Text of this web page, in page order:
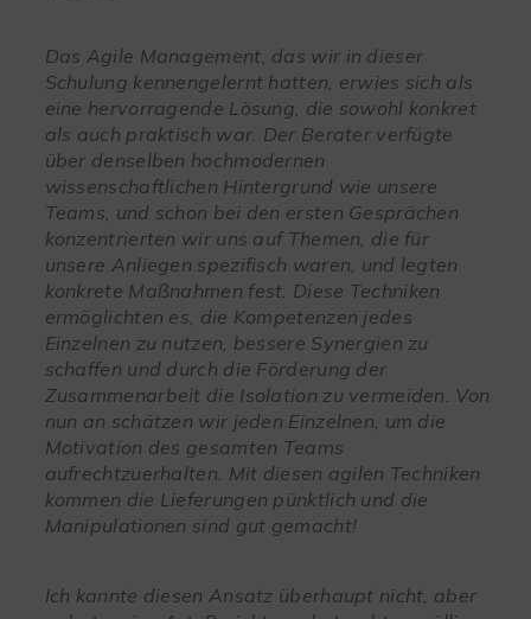
Das Agile Management, das wir in dieser
Schulung kennengelernt hatten, erwies sich als
eine hervorragende Lösung, die sowohl konkret
als auch praktisch war. Der Berater verfügte
über denselben hochmodernen
wissenschaftlichen Hintergrund wie unsere
Teams, und schon bei den ersten Gesprächen
konzentrierten wir uns auf Themen, die für
unsere Anliegen spezifisch waren, und legten
konkrete Maßnahmen fest. Diese Techniken
ermöglichten es, die Kompetenzen jedes
Einzelnen zu nutzen, bessere Synergien zu
schaffen und durch die Förderung der
Zusammenarbeit die Isolation zu vermeiden. Von
nun an schätzen wir jeden Einzelnen, um die
Motivation des gesamten Teams
aufrechtzuerhalten. Mit diesen agilen Techniken
kommen die Lieferungen pünktlich und die
Manipulationen sind gut gemacht!
Ich kannte diesen Ansatz überhaupt nicht, aber